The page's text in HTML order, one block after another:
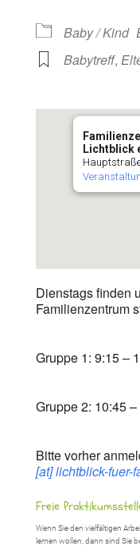
Baby / Kind
Babytreff,
Lichtblick
Dienstags finden
Familienzentrum
Gruppe 1: 9:15 –
Gruppe 2: 10:45
Bitte vorher
[at] lichtblick-fuer-
Freie
Wenn Sie den vielfältigen
lernen wollen, dann sind Sie